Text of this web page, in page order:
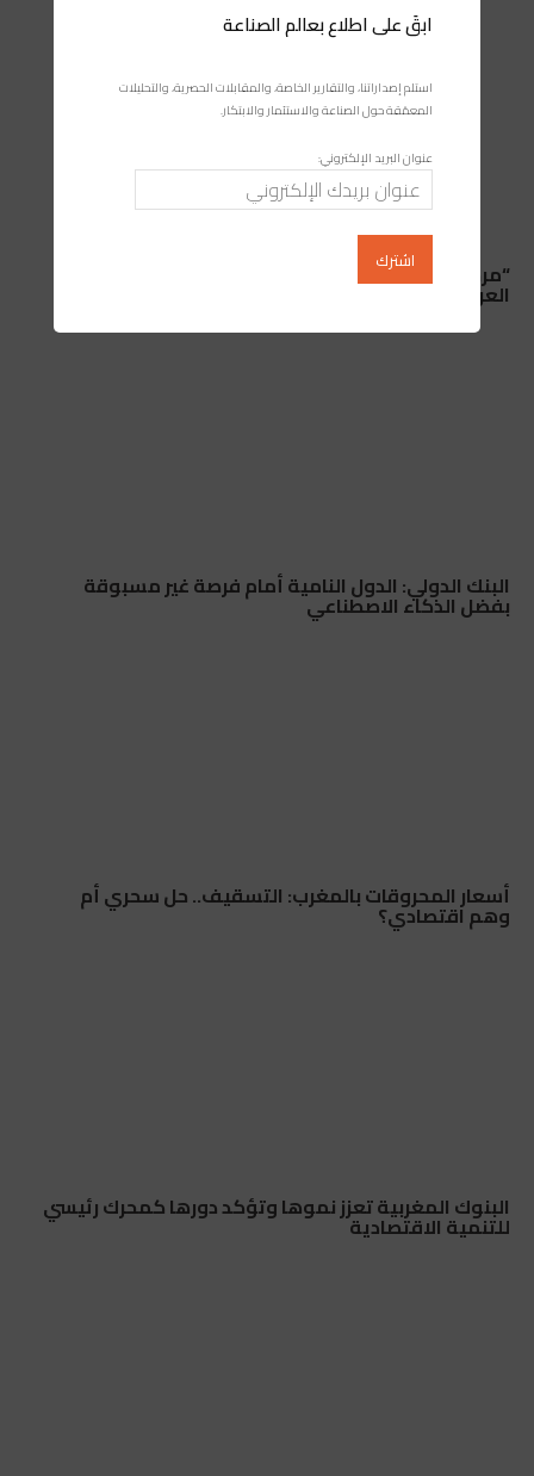
“مرحبا 2026”.. ارتفاع عدد الوافدين إلى المغرب وتراجع
العربات بـ12.4%
البنك الدولي: الدول النامية أمام فرصة غير مسبوقة
بفضل الذكاء الاصطناعي
أسعار المحروقات بالمغرب: التسقيف.. حل سحري أم
وهم اقتصادي؟
البنوك المغربية تعزز نموها وتؤكد دورها كمحرك رئيسي
للتنمية الاقتصادية
ابقَ على اطلاع بعالم الصناعة
استلم إصداراتنا، والتقارير الخاصة، والمقابلات الحصرية، والتحليلات
المعمّقة حول الصناعة والاستثمار والابتكار.
عنوان البريد الإلكتروني: